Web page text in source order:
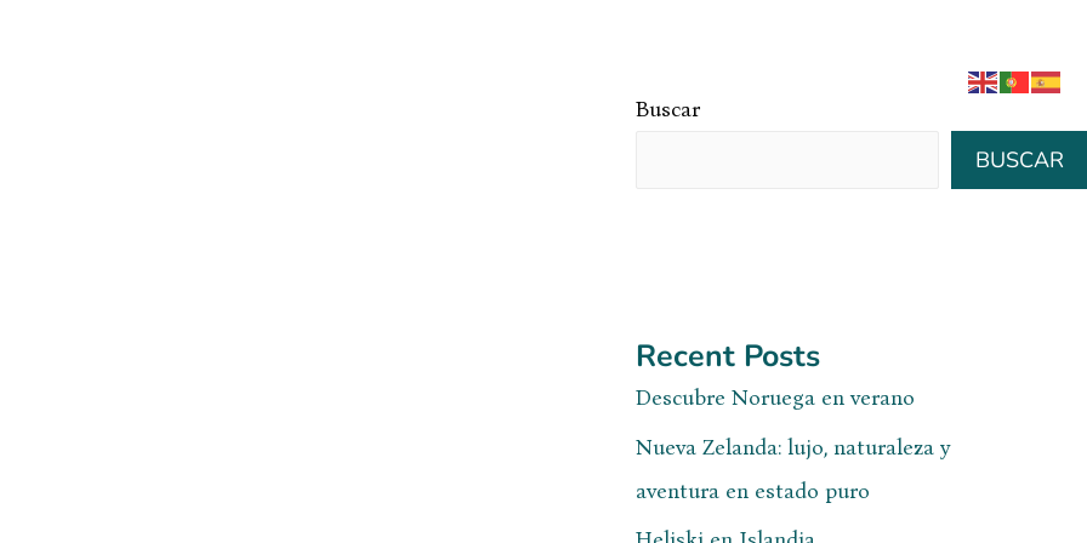
Buscar
BUSCAR
Recent Posts
Descubre Noruega en verano
Nueva Zelanda: lujo, naturaleza y
aventura en estado puro